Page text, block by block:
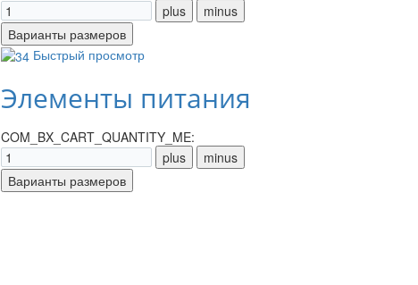
Быстрый просмотр
Элементы питания
COM_BX_CART_QUANTITY_ME: